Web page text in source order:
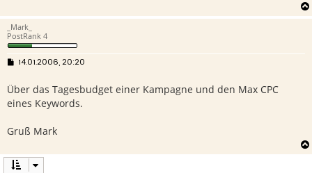
_Mark_
PostRank 4
B
t
a
14.01.2006, 20:20
Über das Tagesbudget einer Kampagne und den Max CPC
eines Keywords.
Gruß Mark